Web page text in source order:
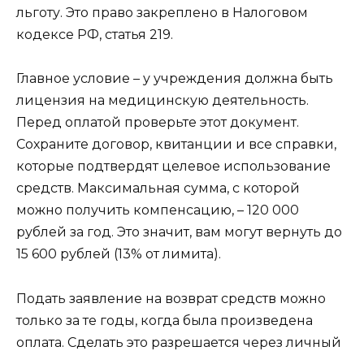
льготу. Это право закреплено в Налоговом
кодексе РФ, статья 219.
Главное условие – у учреждения должна быть
лицензия на медицинскую деятельность.
Перед оплатой проверьте этот документ.
Сохраните договор, квитанции и все справки,
которые подтвердят целевое использование
средств. Максимальная сумма, с которой
можно получить компенсацию, – 120 000
рублей за год. Это значит, вам могут вернуть до
15 600 рублей (13% от лимита).
Подать заявление на возврат средств можно
только за те годы, когда была произведена
оплата. Сделать это разрешается через личный